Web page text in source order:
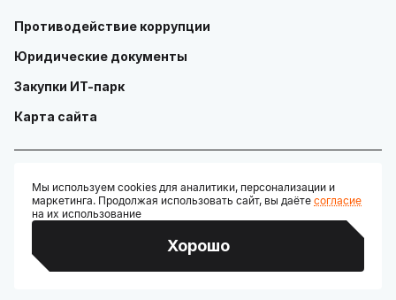
Противодействие коррупции
Юридические документы
Закупки ИТ-парк
Карта сайта
© ГАУ "Технопарк в сфере высоких технологий «ИТ-парк»"
Разработано:
Credits: Google Fonts, Material Symbols
Мы используем cookies для аналитики, персонализации и
маркетинга. Продолжая использовать сайт, вы даёте согласие
на их использование
Хорошо